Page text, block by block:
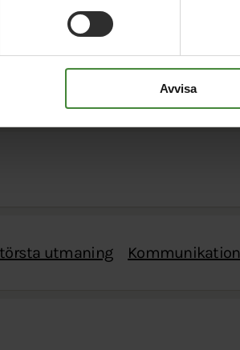
Avvisa
frågor
utmaning Kommunikation